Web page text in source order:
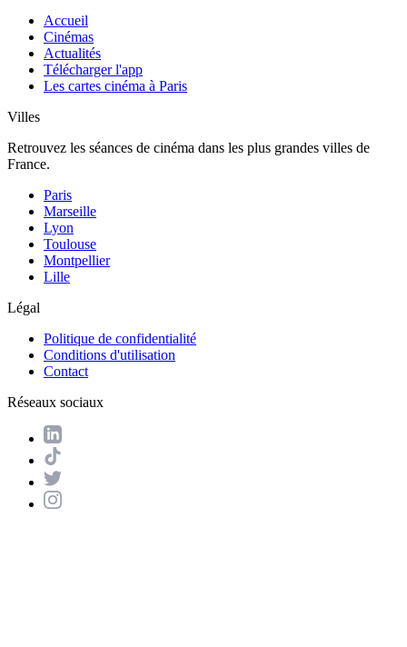
Accueil
Cinémas
Actualités
Télécharger l'app
Les cartes cinéma à Paris
Villes
Retrouvez les séances de cinéma dans les plus grandes villes de
France.
Paris
Marseille
Lyon
Toulouse
Montpellier
Lille
Légal
Politique de confidentialité
Conditions d'utilisation
Contact
Réseaux sociaux